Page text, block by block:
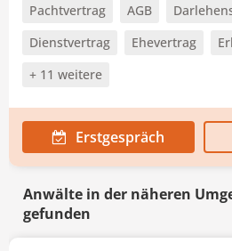
Pachtvertrag AGB
Dienstvertrag
Ehevertrag
+ 11 weitere
Erstgespräch
Anwälte in der näheren
gefunden